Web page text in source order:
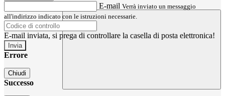
E-mail Verrà inviato un messaggio
all'indirizzo indicato con le istruzioni necessarie.
E-mail inviata, si prega di controllare la casella di posta elettronica!
Errore
Chiudi
Successo